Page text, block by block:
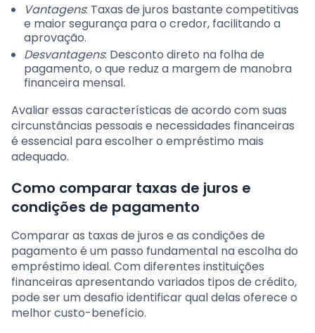
Vantagens: Taxas de juros bastante competitivas
e maior segurança para o credor, facilitando a
aprovação.
Desvantagens: Desconto direto na folha de
pagamento, o que reduz a margem de manobra
financeira mensal.
Avaliar essas características de acordo com suas
circunstâncias pessoais e necessidades financeiras
é essencial para escolher o empréstimo mais
adequado.
Como comparar taxas de juros e
condições de pagamento
Comparar as taxas de juros e as condições de
pagamento é um passo fundamental na escolha do
empréstimo ideal. Com diferentes instituições
financeiras apresentando variados tipos de crédito,
pode ser um desafio identificar qual delas oferece o
melhor custo-benefício.